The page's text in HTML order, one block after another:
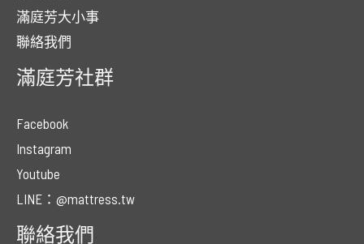
滿庭芳大小事
聯絡我們
滿庭芳社群
Facebook
Instagram
Youtube
LINE：@mattress.tw
聯絡我們